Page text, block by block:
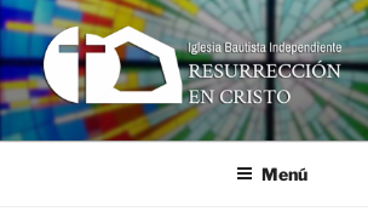
Ir
contenido
RESURRECCIÓN
Iglesia Bautista Independiente
Menú